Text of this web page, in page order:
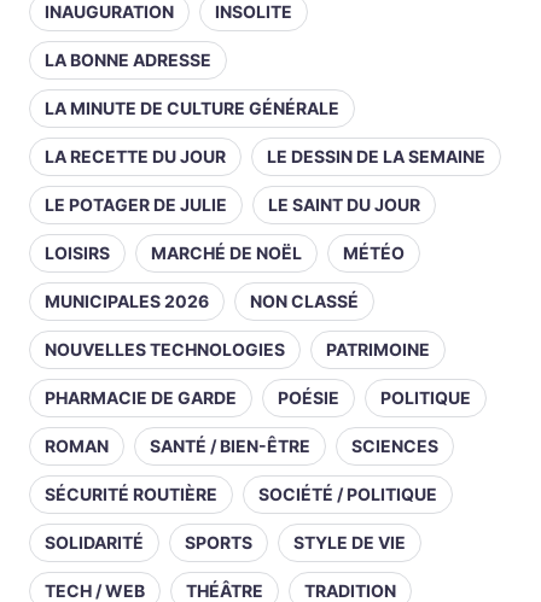
INAUGURATION INSOLITE
LA BONNE ADRESSE
LA MINUTE DE CULTURE GÉNÉRALE
LA RECETTE DU JOUR LE DESSIN DE LA SEMAINE
LE POTAGER DE JULIE LE SAINT DU JOUR
LOISIRS MARCHÉ DE NOËL MÉTÉO
MUNICIPALES 2026 NON CLASSÉ
NOUVELLES TECHNOLOGIES PATRIMOINE
PHARMACIE DE GARDE POÉSIE POLITIQUE
ROMAN SANTÉ / BIEN-ÊTRE SCIENCES
SÉCURITÉ ROUTIÈRE SOCIÉTÉ / POLITIQUE
SOLIDARITÉ SPORTS STYLE DE VIE
TECH / WEB THÉÂTRE TRADITION